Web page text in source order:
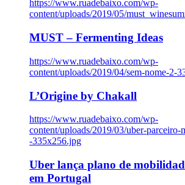
https://www.ruadebaixo.com/wp-
content/uploads/2019/05/
MUST – Fermenting Ideas
https://www.ruadebaixo.com/wp-
content/uploads/2019/04/sem-nome-2-
L’Origine by Chakall
https://www.ruadebaixo.com/wp-
content/uploads/2019/03/uber-parceiro-
-335x256.jpg
Uber lança plano de
em Portugal